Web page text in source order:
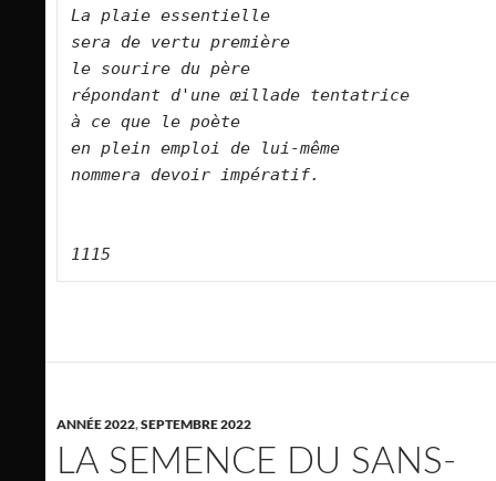
La plaie essentielle
sera de vertu première
le sourire du père
répondant d'une œillade tentatrice
à ce que le poète
en plein emploi de lui-même
nommera devoir impératif.
ANNÉE 2022,SEPTEMBRE 2022
LA SEMENCE DU SANS-